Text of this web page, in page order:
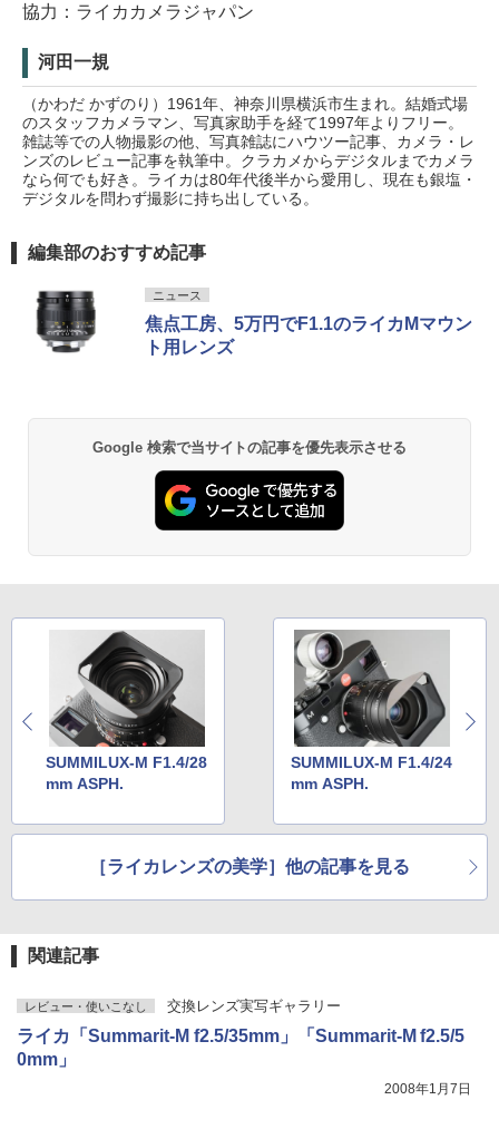
協力：ライカカメラジャパン
河田一規
（かわだ かずのり）1961年、神奈川県横浜市生まれ。結婚式場
のスタッフカメラマン、写真家助手を経て1997年よりフリー。
雑誌等での人物撮影の他、写真雑誌にハウツー記事、カメラ・レ
ンズのレビュー記事を執筆中。クラカメからデジタルまでカメラ
なら何でも好き。ライカは80年代後半から愛用し、現在も銀塩・
デジタルを問わず撮影に持ち出している。
編集部のおすすめ記事
ニュース
焦点工房、5万円でF1.1のライカMマウン
ト用レンズ
Google 検索で当サイトの記事を優先表示させる
SUMMILUX-M F1.4/28
mm ASPH.
SUMMILUX-M F1.4/24
mm ASPH.
［ライカレンズの美学］他の記事を見る
関連記事
レビュー・使いこなし 交換レンズ実写ギャラリー
ライカ「Summarit-M f2.5/35mm」「Summarit-M f2.5/5
0mm」
2008年1月7日